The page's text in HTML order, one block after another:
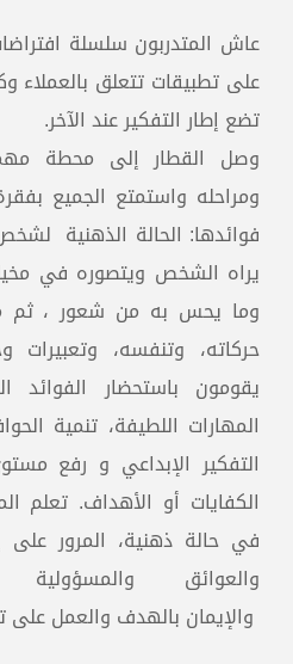
عاش المتدربون سلسلة
على تطبيقات تتعلق بالعملاء
تضع إطار التفكير عند الآخر.
وصل القطار إلى محطة
ومراحله واستمتع الجميع
فوائدها: الحالة الذهنية
يراه الشخص ويتصوره في
وما يحس به من شعور ،
حركاته، وتنفسه، وتعبيرات
يقومون باستحضار الفوائد
المهارات اللطيفة، تنمية
التفكير الإبداعي و رفع
الكفايات أو الأهداف. تعلم
في حالة ذهنية، المرور على
والعوائق
والإيمان بالهدف والعمل على